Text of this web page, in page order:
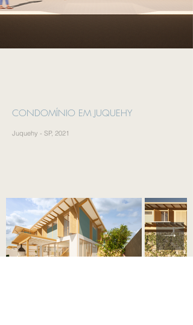
CONDOMÍNIO EM JUQUEHY
Juquehy - SP, 2021